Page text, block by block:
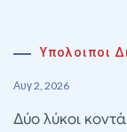
Υπολοιποι
Αυγ 2, 2026
Δύο λύκοι